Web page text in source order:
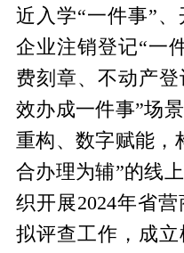
近入学“一件事”、
企业注销登记“一
费刻章、不动产
效办成一件事”场
重构、数字赋能，
合办理为辅”的线
织开展2024年省
拟评查工作，成